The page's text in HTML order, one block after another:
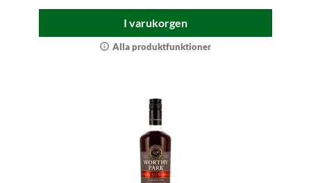
I varukorgen
Alla produktfunktioner